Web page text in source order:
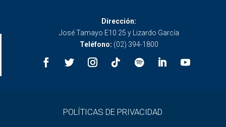
Dirección:
José Tamayo E10 25 y Lizardo García
Teléfono: (02) 394-1800
POLÍTICAS DE PRIVACIDAD